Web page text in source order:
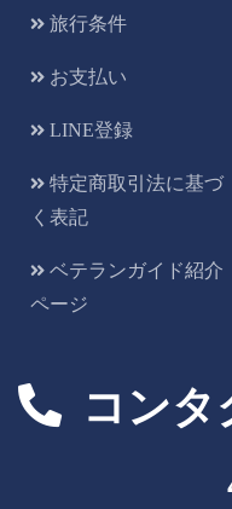
旅行条件
お支払い
LINE登録
特定商取引法に基づ
く表記
ベテランガイド紹介
ページ
コンタ